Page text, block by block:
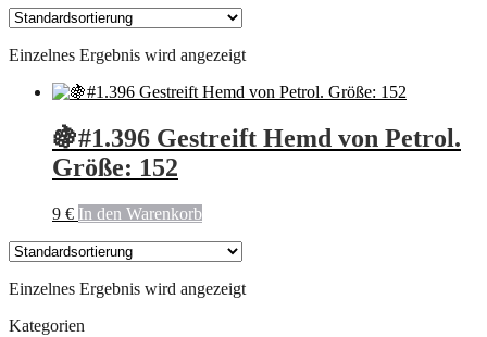
Einzelnes Ergebnis wird angezeigt
🍇#1.396 Gestreift Hemd von Petrol.
Größe: 152
9 € In den Warenkorb
Einzelnes Ergebnis wird angezeigt
Kategorien